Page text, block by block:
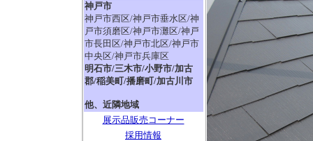
神戸市
神戸市西区/神戸市垂水区/神
戸市須磨区/神戸市灘区/神戸
市長田区/神戸市北区/神戸市
中央区/神戸市兵庫区
明石市/三木市/小野市/加古
郡/稲美町/播磨町/加古川市
他、近隣地域
展示品販売コーナー
採用情報